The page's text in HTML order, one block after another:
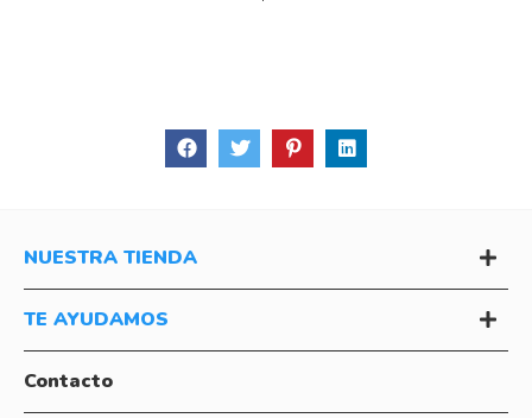
NUESTRA TIENDA
TE AYUDAMOS
Contacto